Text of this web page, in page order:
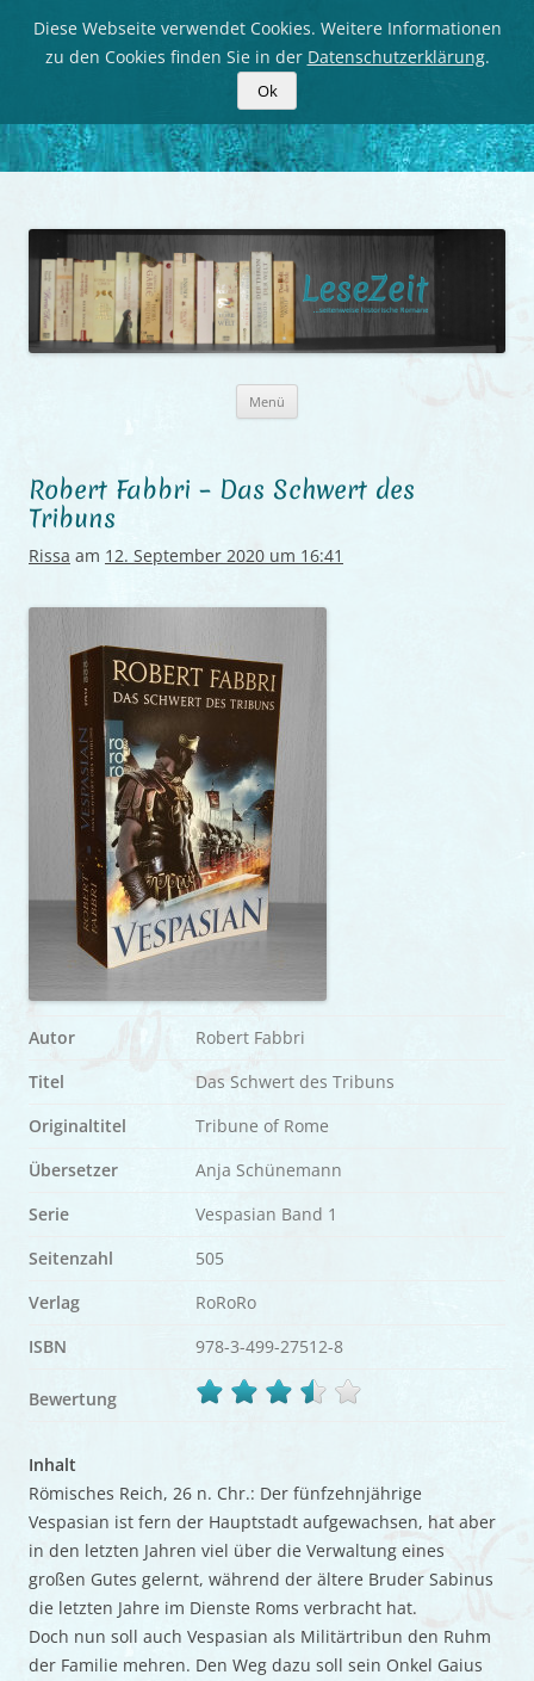
LeseZeit
Menü
Robert Fabbri – Das Schwert des
Tribuns
Rissa am 12. September 2020 um 16:41
Autor
Robert Fabbri
Titel
Das Schwert des Tribuns
Originaltitel
Tribune of Rome
Übersetzer
Anja Schünemann
Serie
Vespasian Band 1
Seitenzahl
505
Verlag
RoRoRo
ISBN
978-3-499-27512-8
Bewertung
Inhalt
Römisches Reich, 26 n. Chr.: Der fünfzehnjährige
Vespasian ist fern der Hauptstadt aufgewachsen, hat aber
in den letzten Jahren viel über die Verwaltung eines
großen Gutes gelernt, während der ältere Bruder Sabinus
die letzten Jahre im Dienste Roms verbracht hat.
Doch nun soll auch Vespasian als Militärtribun den Ruhm
der Familie mehren. Den Weg dazu soll sein Onkel Gaius
Diese Webseite verwendet Cookies. Weitere Informationen
zu den Cookies finden Sie in der Datenschutzerklärung.
Ok